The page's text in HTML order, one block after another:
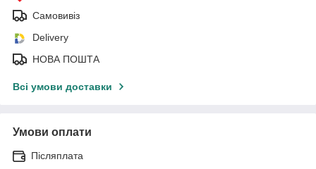
Самовивіз
Delivery
НОВА ПОШТА
Всі умови доставки
Умови оплати
Післяплата